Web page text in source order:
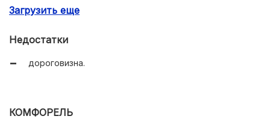
пропускает воздушные потоки.
Загрузить еще
Недостатки
дороговизна.
КОМФОРЕЛЬ